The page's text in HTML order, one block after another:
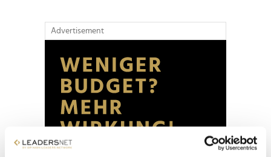
Advertisement